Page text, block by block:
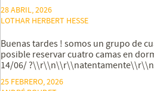
28 ABRIL, 2026
LOTHAR HERBERT HESSE
Buenas tardes ! somos un grupo de
posible reservar cuatro camas en
14/06/
25 FEBRERO, 2026